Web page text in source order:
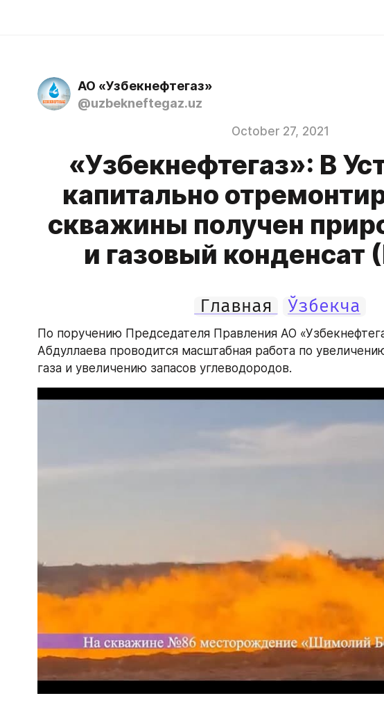
АО «Узбекнефтегаз»
@uzbekneftegaz.uz
October 27, 2021
«Узбекнефтегаз»: В
капитально
скважины получен
и газовый конденсат
Главная Ўзбекча
По поручению Председателя Правления АО
Абдуллаева проводится масштабная работа по
газа и увеличению запасов углеводородов.